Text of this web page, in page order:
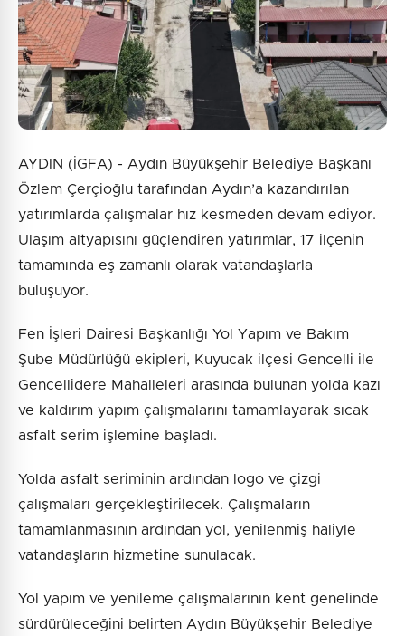
AYDIN (İGFA) - Aydın Büyükşehir Belediye Başkanı
Özlem Çerçioğlu tarafından Aydın’a kazandırılan
yatırımlarda çalışmalar hız kesmeden devam ediyor.
Ulaşım altyapısını güçlendiren yatırımlar, 17 ilçenin
tamamında eş zamanlı olarak vatandaşlarla
buluşuyor.
Fen İşleri Dairesi Başkanlığı Yol Yapım ve Bakım
Şube Müdürlüğü ekipleri, Kuyucak ilçesi Gencelli ile
Gencellidere Mahalleleri arasında bulunan yolda kazı
ve kaldırım yapım çalışmalarını tamamlayarak sıcak
asfalt serim işlemine başladı.
Yolda asfalt seriminin ardından logo ve çizgi
çalışmaları gerçekleştirilecek. Çalışmaların
tamamlanmasının ardından yol, yenilenmiş haliyle
vatandaşların hizmetine sunulacak.
Yol yapım ve yenileme çalışmalarının kent genelinde
sürdürüleceğini belirten Aydın Büyükşehir Belediye